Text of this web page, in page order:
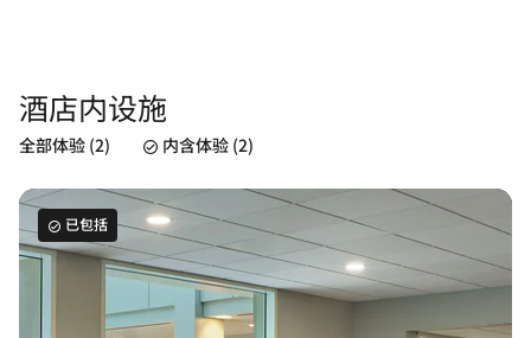
酒店内设施
全部体验 (2) 内含体验 (2)
已包括